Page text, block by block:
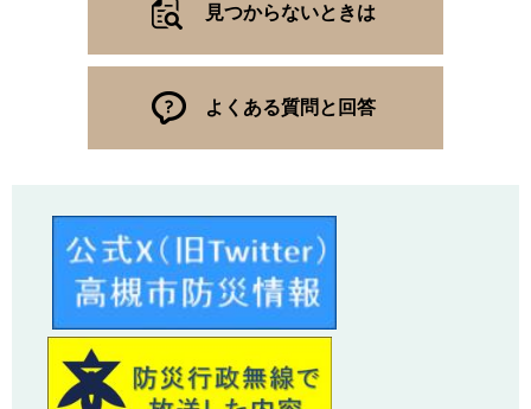
見つからないときは
よくある質問と回答